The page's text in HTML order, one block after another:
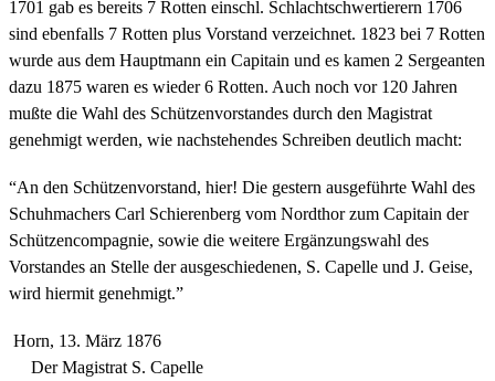
1701 gab es bereits 7 Rotten einschl. Schlachtschwertierern 1706
sind ebenfalls 7 Rotten plus Vorstand verzeichnet. 1823 bei 7 Rotten
wurde aus dem Hauptmann ein Capitain und es kamen 2 Sergeanten
dazu 1875 waren es wieder 6 Rotten. Auch noch vor 120 Jahren
mußte die Wahl des Schützenvorstandes durch den Magistrat
genehmigt werden, wie nachstehendes Schreiben deutlich macht:
“An den Schützenvorstand, hier! Die gestern ausgeführte Wahl des
Schuhmachers Carl Schierenberg vom Nordthor zum Capitain der
Schützencompagnie, sowie die weitere Ergänzungswahl des
Vorstandes an Stelle der ausgeschiedenen, S. Capelle und J. Geise,
wird hiermit genehmigt.”
Horn, 13. März 1876
Der Magistrat S. Capelle